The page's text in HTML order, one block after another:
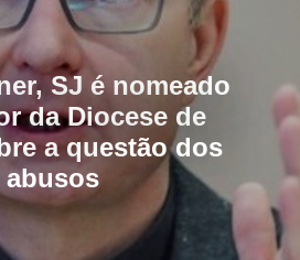
SJ é nomeado
da Diocese de
a questão dos
abusos